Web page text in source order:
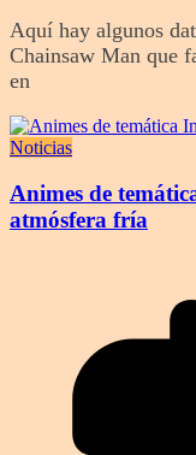
Aquí hay algunos
Chainsaw Man que
en
Noticias
Animes de
atmósfera fría